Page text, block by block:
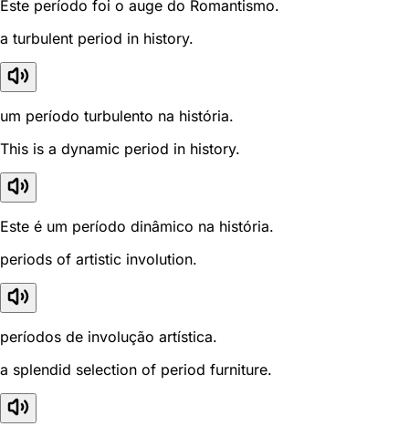
Este período foi o auge do Romantismo.
a turbulent period in history.
um período turbulento na história.
This is a dynamic period in history.
Este é um período dinâmico na história.
periods of artistic involution.
períodos de involução artística.
a splendid selection of period furniture.